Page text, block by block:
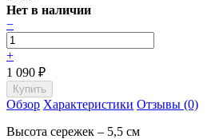
Нет в наличии
−
+
1 090 ₽
Обзор Характеристики Отзывы (0)
Высота сережек – 5,5 см